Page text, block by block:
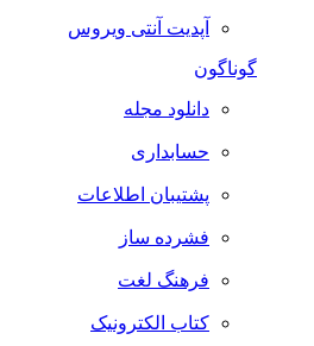
آپدیت آنتی ویروس
گوناگون
دانلود مجله
حسابداری
پشتیبان اطلاعات
فشرده ساز
فرهنگ لغت
کتاب الکترونیک